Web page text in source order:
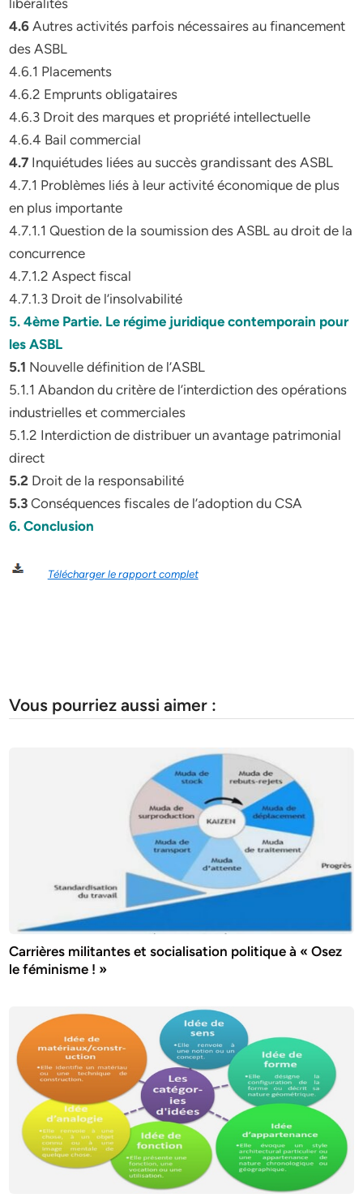
libéralités
4.6 Autres activités parfois nécessaires au financement
des ASBL
4.6.1 Placements
4.6.2 Emprunts obligataires
4.6.3 Droit des marques et propriété intellectuelle
4.6.4 Bail commercial
4.7 Inquiétudes liées au succès grandissant des ASBL
4.7.1 Problèmes liés à leur activité économique de plus
en plus importante
4.7.1.1 Question de la soumission des ASBL au droit de la
concurrence
4.7.1.2 Aspect fiscal
4.7.1.3 Droit de l’insolvabilité
5. 4ème Partie. Le régime juridique contemporain pour
les ASBL
5.1 Nouvelle définition de l’ASBL
5.1.1 Abandon du critère de l’interdiction des opérations
industrielles et commerciales
5.1.2 Interdiction de distribuer un avantage patrimonial
direct
5.2 Droit de la responsabilité
5.3 Conséquences fiscales de l’adoption du CSA
6. Conclusion
Télécharger le rapport complet
Vous pourriez aussi aimer :
Carrières militantes et socialisation politique à « Osez
le féminisme ! »